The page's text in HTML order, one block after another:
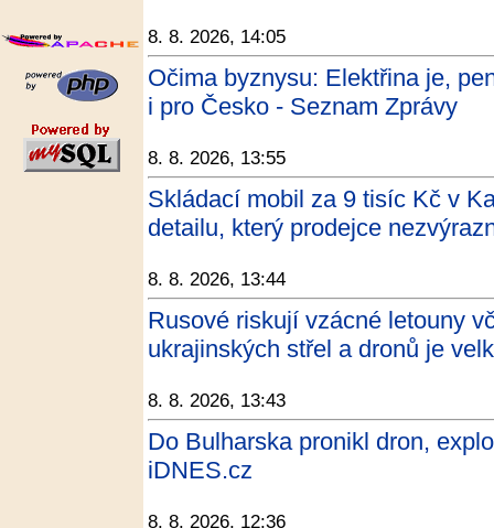
8. 8. 2026, 14:05
Očima byznysu: Elektřina je,
i pro Česko - Seznam Zprávy
8. 8. 2026, 13:55
Skládací mobil za 9 tisíc Kč v
detailu, který prodejce
8. 8. 2026, 13:44
Rusové riskují vzácné letouny
ukrajinských střel a dronů je
8. 8. 2026, 13:43
Do Bulharska pronikl dron,
iDNES.cz
8. 8. 2026, 12:36